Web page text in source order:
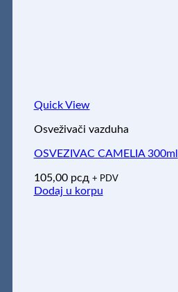
Quick View
Osveživači vazduha
OSVEZIVAC CAMELIA 300ml
105,00 рсд + PDV
Dodaj u korpu